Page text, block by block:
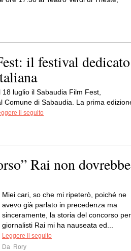
il festival dedicato
luglio il Sabaudia Film Fest,
Comune di Sabaudia. La prima
il seguito
Rai non dovrebbe
Miei cari, so che mi ripeterò, poiché ne
avevo già parlato in precedenza ma
sinceramente, la storia del concorso per
giornalisti Rai mi ha nauseata ed...
Leggere il seguito
Da Rory